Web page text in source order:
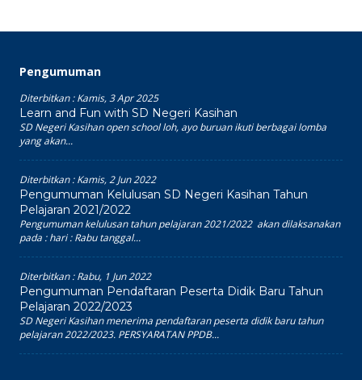
Pengumuman
Diterbitkan :Kamis, 3 Apr 2025
Learn and Fun with SD Negeri Kasihan
SD Negeri Kasihan open school loh, ayo buruan ikuti berbagai lomba
yang akan...
Diterbitkan :Kamis, 2 Jun 2022
Pengumuman Kelulusan SD Negeri Kasihan Tahun
Pelajaran 2021/2022
Pengumuman kelulusan tahun pelajaran 2021/2022 akan dilaksanakan
pada : hari : Rabu tanggal...
Diterbitkan :Rabu, 1 Jun 2022
Pengumuman Pendaftaran Peserta Didik Baru Tahun
Pelajaran 2022/2023
SD Negeri Kasihan menerima pendaftaran peserta didik baru tahun
pelajaran 2022/2023. PERSYARATAN PPDB...